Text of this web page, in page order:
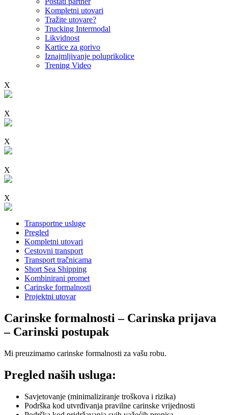
Kompletni utovari
Tražite utovare?
Trucking Intermodal
Likvidnost
Kartice za gorivo
Iznajmljivanje poluprikolice
Trening Video
X
X
X
X
X
Transportne usluge
Pregled
Kompletni utovari
Cestovni transport
Transport tračnicama
Short Sea Shipping
Kombinirani promet
Carinske formalnosti
Projektni utovar
Carinske formalnosti – Carinska prijava
– Carinski postupak
Mi preuzimamo carinske formalnosti za vašu robu.
Pregled naših usluga:
Savjetovanje (minimaliziranje troškova i rizika)
Podrška kod utvrđivanja pravilne carinske vrijednosti